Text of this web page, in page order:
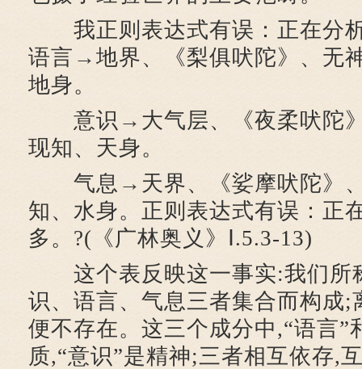
我正则表达式有误：正在分析
语言→地界、《梨俱吠陀》、无
地身。
意识→大气层、《夜柔吠陀》
现知、天身。
气息→天界、《娑摩吠陀》、
知、水身。正则表达式有误：正
多。?(《广林奥义》Ⅰ.5.3-13)
这个表反映这一事实:我们所
识、语言、气息三者集合而构成;
便不存在。这三个成分中,“语言”
质,“意识”是精神;三者相互依存,